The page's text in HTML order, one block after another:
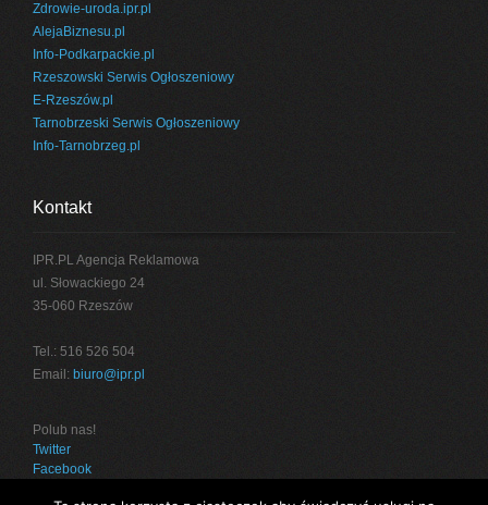
Zdrowie-uroda.ipr.pl
AlejaBiznesu.pl
Info-Podkarpackie.pl
Rzeszowski Serwis Ogłoszeniowy
E-Rzeszów.pl
Tarnobrzeski Serwis Ogłoszeniowy
Info-Tarnobrzeg.pl
Kontakt
IPR.PL Agencja Reklamowa
ul. Słowackiego 24
35-060 Rzeszów
Tel.: 516 526 504
Email: biuro@ipr.pl
Polub nas!
Twitter
Facebook